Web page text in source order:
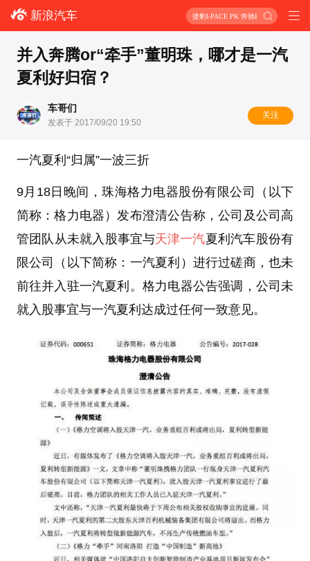
新浪汽车 捷豹I-PACE PK 奔驰EQC
并入奔腾or“牵手”董明珠，哪才是一汽
夏利好归宿？
车哥们
发表于 2017/09/20 19:50
关注
一汽夏利“归属”一波三折
9月18日晚间，珠海格力电器股份有限公司（以下
简称：格力电器）发布澄清公告称，公司及公司高
管团队从未就入股事宜与天津一汽夏利汽车股份有
限公司（以下简称：一汽夏利）进行过磋商，也未
前往并入驻一汽夏利。格力电器公告强调，公司未
就入股事宜与一汽夏利达成过任何一致意见。